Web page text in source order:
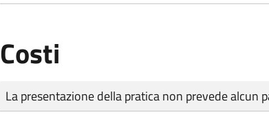
Costi
Tipo di pagamento
Importo
La presentazione della pratica non prevede alcun